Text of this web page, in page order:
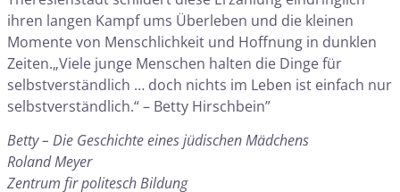
ihren langen Kampf ums Überleben und die kleinen
Momente von Menschlichkeit und Hoffnung in dunklen
Zeiten.„Viele junge Menschen halten die Dinge für
selbstverständlich … doch nichts im Leben ist einfach nur
selbstverständlich.“ – Betty Hirschbein”
Betty – Die Geschichte eines jüdischen Mädchens
Roland Meyer
Zentrum fir politesch Bildung